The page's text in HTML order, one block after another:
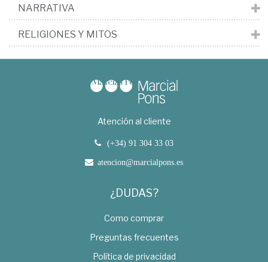
NARRATIVA
RELIGIONES Y MITOS
Atención al cliente
(+34) 91 304 33 03
atencion@marcialpons.es
¿DUDAS?
Como comprar
Preguntas frecuentes
Política de privacidad